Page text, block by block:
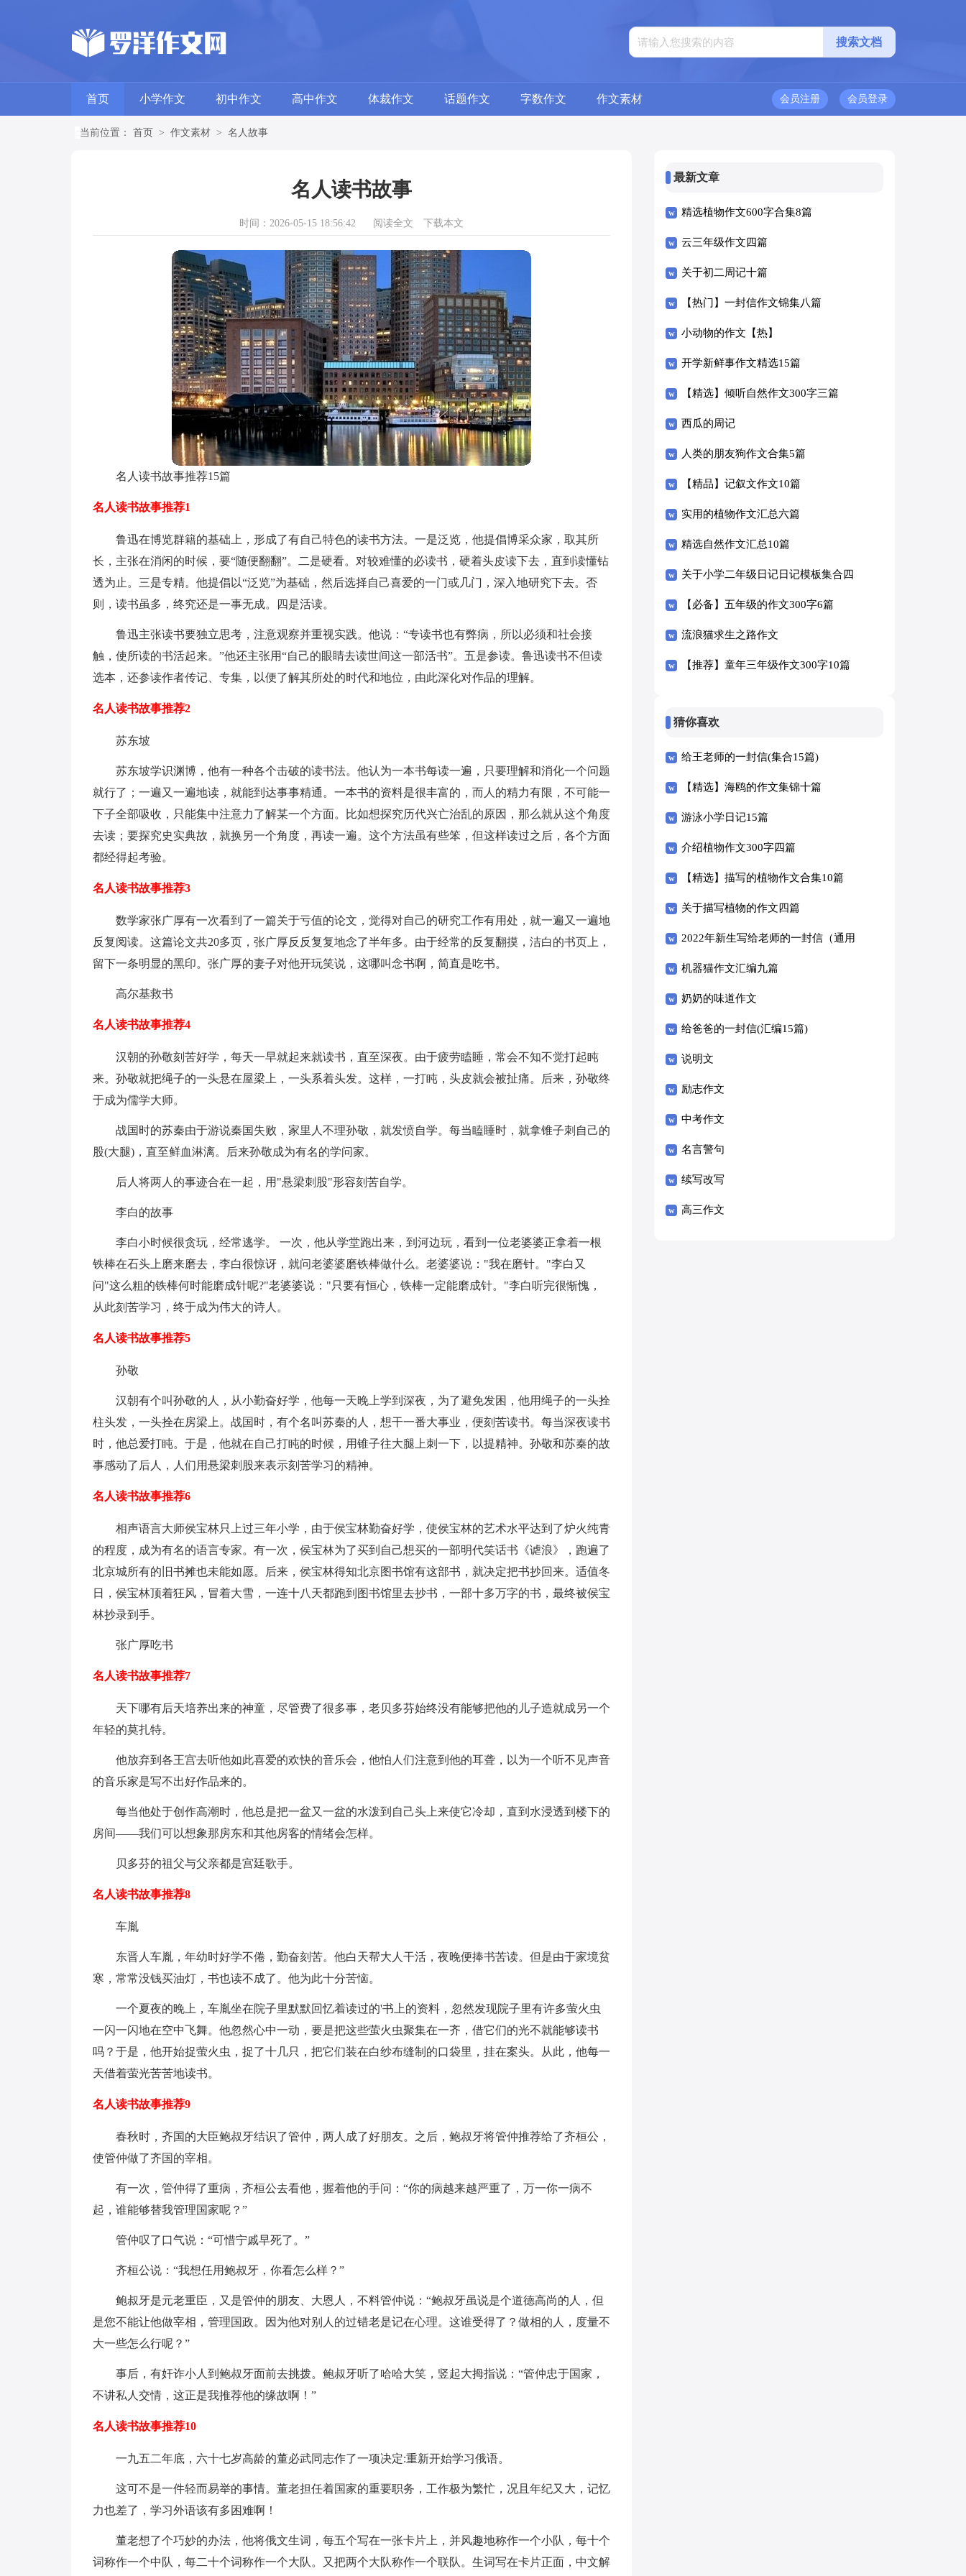
首页 小学作文 初中作文 高中作文 体裁作文 话题作文 字数作文 作文素材 会员登录
会员注册
当前位置： 首页 > 作文素材 > 名人故事
名人读书故事
时间：2026-05-15 18:56:42 阅读全文 下载本文
名人读书故事推荐15篇
名人读书故事推荐1
鲁迅在博览群籍的基础上，形成了有自己特色的读书方法。一是泛览，他提倡博采众家，取其所
长，主张在消闲的时候，要“随便翻翻”。二是硬看。对较难懂的必读书，硬着头皮读下去，直到读懂钻
透为止。三是专精。他提倡以“泛览”为基础，然后选择自己喜爱的一门或几门，深入地研究下去。否
则，读书虽多，终究还是一事无成。四是活读。
鲁迅主张读书要独立思考，注意观察并重视实践。他说：“专读书也有弊病，所以必须和社会接
触，使所读的书活起来。”他还主张用“自己的眼睛去读世间这一部活书”。五是参读。鲁迅读书不但读
选本，还参读作者传记、专集，以便了解其所处的时代和地位，由此深化对作品的理解。
名人读书故事推荐2
苏东坡
苏东坡学识渊博，他有一种各个击破的读书法。他认为一本书每读一遍，只要理解和消化一个问题
就行了；一遍又一遍地读，就能到达事事精通。一本书的资料是很丰富的，而人的精力有限，不可能一
下子全部吸收，只能集中注意力了解某一个方面。比如想探究历代兴亡治乱的原因，那么就从这个角度
去读；要探究史实典故，就换另一个角度，再读一遍。这个方法虽有些笨，但这样读过之后，各个方面
都经得起考验。
名人读书故事推荐3
数学家张广厚有一次看到了一篇关于亏值的论文，觉得对自己的研究工作有用处，就一遍又一遍地
反复阅读。这篇论文共20多页，张广厚反反复复地念了半年多。由于经常的反复翻摸，洁白的书页上，
留下一条明显的黑印。张广厚的妻子对他开玩笑说，这哪叫念书啊，简直是吃书。
高尔基救书
名人读书故事推荐4
汉朝的孙敬刻苦好学，每天一早就起来就读书，直至深夜。由于疲劳瞌睡，常会不知不觉打起盹
来。孙敬就把绳子的一头悬在屋梁上，一头系着头发。这样，一打盹，头皮就会被扯痛。后来，孙敬终
于成为儒学大师。
战国时的苏秦由于游说秦国失败，家里人不理孙敬，就发愤自学。每当瞌睡时，就拿锥子刺自己的
股(大腿)，直至鲜血淋漓。后来孙敬成为有名的学问家。
后人将两人的事迹合在一起，用"悬梁刺股"形容刻苦自学。
李白的故事
李白小时候很贪玩，经常逃学。 一次，他从学堂跑出来，到河边玩，看到一位老婆婆正拿着一根
铁棒在石头上磨来磨去，李白很惊讶，就问老婆婆磨铁棒做什么。老婆婆说："我在磨针。"李白又
问"这么粗的铁棒何时能磨成针呢?"老婆婆说："只要有恒心，铁棒一定能磨成针。"李白听完很惭愧，
从此刻苦学习，终于成为伟大的诗人。
名人读书故事推荐5
孙敬
汉朝有个叫孙敬的人，从小勤奋好学，他每一天晚上学到深夜，为了避免发困，他用绳子的一头拴
柱头发，一头拴在房梁上。战国时，有个名叫苏秦的人，想干一番大事业，便刻苦读书。每当深夜读书
时，他总爱打盹。于是，他就在自己打盹的时候，用锥子往大腿上刺一下，以提精神。孙敬和苏秦的故
事感动了后人，人们用悬梁刺股来表示刻苦学习的精神。
名人读书故事推荐6
相声语言大师侯宝林只上过三年小学，由于侯宝林勤奋好学，使侯宝林的艺术水平达到了炉火纯青
的程度，成为有名的语言专家。有一次，侯宝林为了买到自己想买的一部明代笑话书《谑浪》，跑遍了
北京城所有的旧书摊也未能如愿。后来，侯宝林得知北京图书馆有这部书，就决定把书抄回来。适值冬
日，侯宝林顶着狂风，冒着大雪，一连十八天都跑到图书馆里去抄书，一部十多万字的书，最终被侯宝
林抄录到手。
张广厚吃书
名人读书故事推荐7
天下哪有后天培养出来的神童，尽管费了很多事，老贝多芬始终没有能够把他的儿子造就成另一个
年轻的莫扎特。
他放弃到各王宫去听他如此喜爱的欢快的音乐会，他怕人们注意到他的耳聋，以为一个听不见声音
的音乐家是写不出好作品来的。
每当他处于创作高潮时，他总是把一盆又一盆的水泼到自己头上来使它冷却，直到水浸透到楼下的
房间——我们可以想象那房东和其他房客的情绪会怎样。
贝多芬的祖父与父亲都是宫廷歌手。
名人读书故事推荐8
车胤
东晋人车胤，年幼时好学不倦，勤奋刻苦。他白天帮大人干活，夜晚便捧书苦读。但是由于家境贫
寒，常常没钱买油灯，书也读不成了。他为此十分苦恼。
一个夏夜的晚上，车胤坐在院子里默默回忆着读过的'书上的资料，忽然发现院子里有许多萤火虫
一闪一闪地在空中飞舞。他忽然心中一动，要是把这些萤火虫聚集在一齐，借它们的光不就能够读书
吗？于是，他开始捉萤火虫，捉了十几只，把它们装在白纱布缝制的口袋里，挂在案头。从此，他每一
天借着萤光苦苦地读书。
名人读书故事推荐9
春秋时，齐国的大臣鲍叔牙结识了管仲，两人成了好朋友。之后，鲍叔牙将管仲推荐给了齐桓公，
使管仲做了齐国的宰相。
有一次，管仲得了重病，齐桓公去看他，握着他的手问：“你的病越来越严重了，万一你一病不
起，谁能够替我管理国家呢？”
管仲叹了口气说：“可惜宁戚早死了。”
齐桓公说：“我想任用鲍叔牙，你看怎么样？”
鲍叔牙是元老重臣，又是管仲的朋友、大恩人，不料管仲说：“鲍叔牙虽说是个道德高尚的人，但
是您不能让他做宰相，管理国政。因为他对别人的过错老是记在心理。这谁受得了？做相的人，度量不
大一些怎么行呢？”
事后，有奸诈小人到鲍叔牙面前去挑拨。鲍叔牙听了哈哈大笑，竖起大拇指说：“管仲忠于国家，
不讲私人交情，这正是我推荐他的缘故啊！”
名人读书故事推荐10
一九五二年底，六十七岁高龄的董必武同志作了一项决定:重新开始学习俄语。
这可不是一件轻而易举的事情。董老担任着国家的重要职务，工作极为繁忙，况且年纪又大，记忆
力也差了，学习外语该有多困难啊！
董老想了个巧妙的办法，他将俄文生词，每五个写在一张卡片上，并风趣地称作一个小队，每十个
词称作一个中队，每二十个词称作一个大队。又把两个大队称作一个联队。生词写在卡片正面，中文解
最新文章
精选植物作文600字合集8篇
云三年级作文四篇
关于初二周记十篇
【热门】一封信作文锦集八篇
小动物的作文【热】
开学新鲜事作文精选15篇
【精选】倾听自然作文300字三篇
西瓜的周记
人类的朋友狗作文合集5篇
【精品】记叙文作文10篇
实用的植物作文汇总六篇
精选自然作文汇总10篇
关于小学二年级日记日记模板集合四
篇【必备】五年级的作文300字6篇
流浪猫求生之路作文
【推荐】童年三年级作文300字10篇
猜你喜欢
给王老师的一封信(集合15篇)
【精选】海鸥的作文集锦十篇
游泳小学日记15篇
介绍植物作文300字四篇
【精选】描写的植物作文合集10篇
关于描写植物的作文四篇
2022年新生写给老师的一封信（通用
8篇）
机器猫作文汇编九篇
奶奶的味道作文
给爸爸的一封信(汇编15篇)
说明文
励志作文
中考作文
名言警句
续写改写
高三作文